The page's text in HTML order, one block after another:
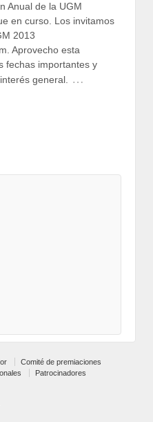
Anual de la UGM
en curso. Los invitamos
2013
Aprovecho esta
fechas importantes y
general.
…
Comité de premiaciones
Patrocinadores